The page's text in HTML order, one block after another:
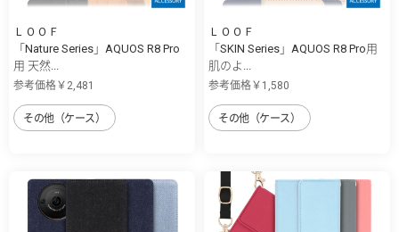
ＬＯＯＦ
「Nature Series」AQUOS R8 Pro
用 天然...
参考価格￥2,481
その他（ケース）
ＬＯＯＦ
「SKIN Series」AQUOS R8 Pro用
肌のよ...
参考価格￥1,580
その他（ケース）